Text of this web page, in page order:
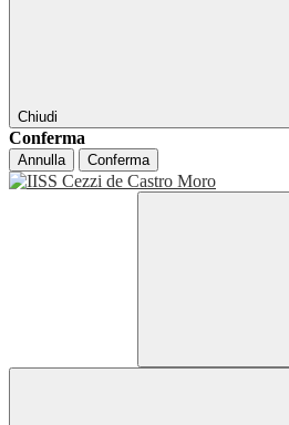
Chiudi
Conferma
Annulla Conferma